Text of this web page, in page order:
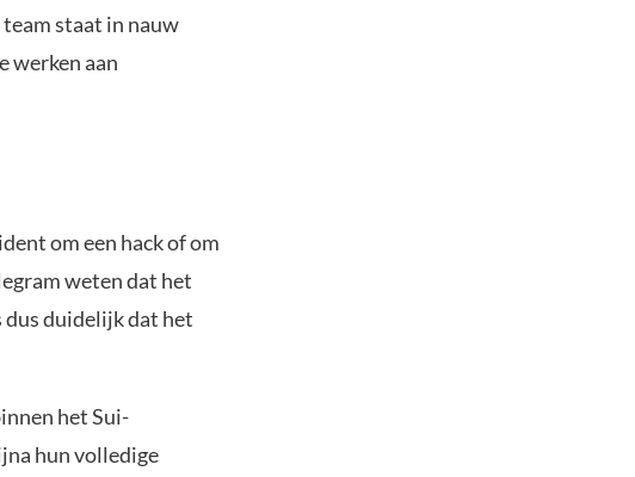
staat in nauw
werken aan
om een hack of om
weten dat het
dus duidelijk dat het
het Sui-
hun volledige